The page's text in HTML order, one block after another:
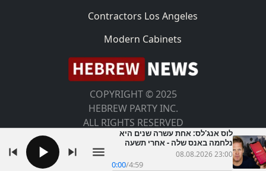
Contractors Los Angeles
Modern Cabinets
COPYRIGHT © 2025
HEBREW PARTY INC.
ALL RIGHTS RESERVED
לוס אנג'לס: אחת עשרה שנים היא
נלחמה באנס שלה - אחרי תשעה
חודשים הוא עשוי לצאת לחופשי
08.08.2026 23:00
0:00/4:59